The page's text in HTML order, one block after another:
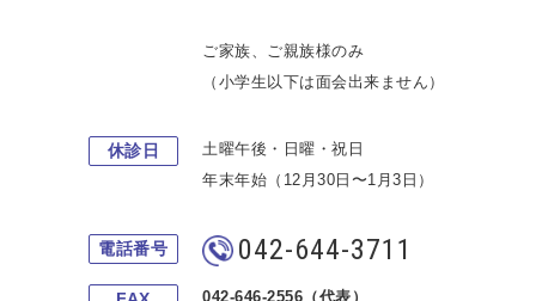
ご家族、ご親族様のみ
（小学生以下は面会出来ません）
休診日
土曜午後・日曜・祝日
年末年始（12月30日〜1月3日）
電話番号 042-644-3711
042-646-2556（代表）